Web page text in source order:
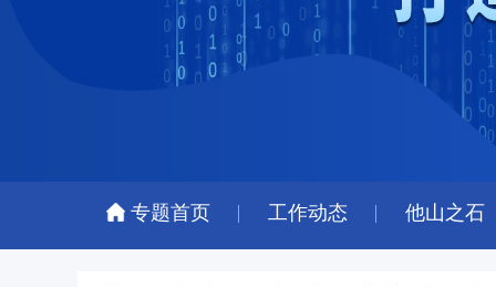
专题首页 工作动态 他山之石